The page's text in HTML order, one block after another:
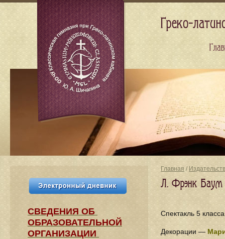
Главная /
Л. Фрэнк Баум
Cпектакль 5
Декорации —
СВЕДЕНИЯ​ ОБ
ОБРАЗОВАТЕЛЬНОЙ
ОРГАНИЗАЦИИ
Греко-